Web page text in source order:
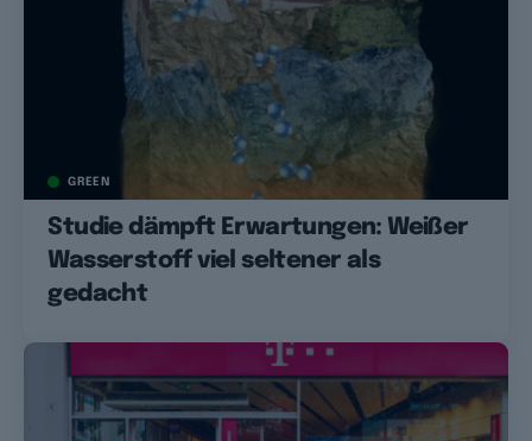
GREEN
Studie dämpft Erwartungen: Weißer
Wasserstoff viel seltener als
gedacht